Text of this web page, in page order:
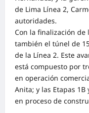
de Lima Línea 2,
autoridades.
Con la finalización de
también el túnel de
de la Línea 2. Este
está compuesto por
en operación
Anita; y las Etapas
en proceso de